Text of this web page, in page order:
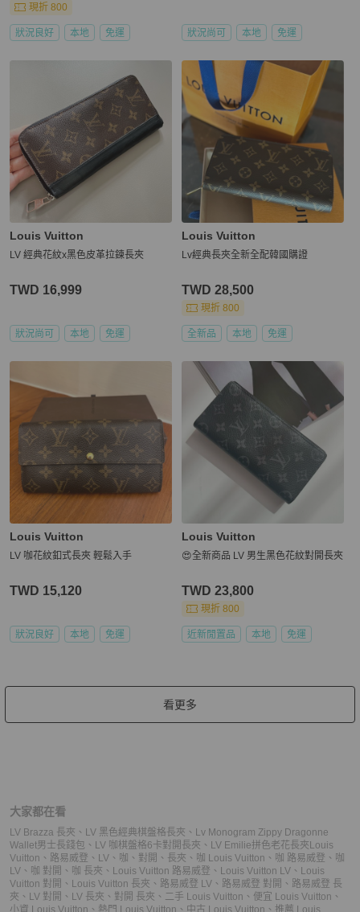
現折 800
狀況良好 本地 免運 狀況尚可 本地 免運
Louis Vuitton
LV 經典花紋x黑色皮革拉鍊長夾
TWD 16,999
狀況尚可 本地 免運
Louis Vuitton
Lv經典長夾全新全配韓國購證
TWD 28,500
現折 800
全新品 本地 免運
Louis Vuitton
LV 咖花紋釦式長夾 輕鬆入手
TWD 15,120
狀況良好 本地 免運
Louis Vuitton
😍全新商品 LV 男生黑色花紋對開長夾
TWD 23,800
現折 800
近新閒置品 本地 免運
看更多
大家都在看
LV Brazza 長夾 、 LV 黑色經典棋盤格長夾 、 Lv Monogram Zippy Dragonne
Wallet男士長錢包 、 LV 咖棋盤格6卡對開長夾 、 LV Emilie拼色老花長夾Louis
Vuitton 、 路易威登 、 LV 、 咖 、 對開 、 長夾 、 咖 Louis Vuitton 、 咖 路易威登 、 咖
LV 、 咖 對開 、 咖 長夾 、 Louis Vuitton 路易威登 、 Louis Vuitton LV 、 Louis
Vuitton 對開 、 Louis Vuitton 長夾 、 路易威登 LV 、 路易威登 對開 、 路易威登 長
夾 、 LV 對開 、 LV 長夾 、 對開 長夾 、 二手 Louis Vuitton 、 便宜 Louis Vuitton 、
小資 Louis Vuitton 、 熱門 Louis Vuitton 、 中古 Louis Vuitton 、 推薦 Louis